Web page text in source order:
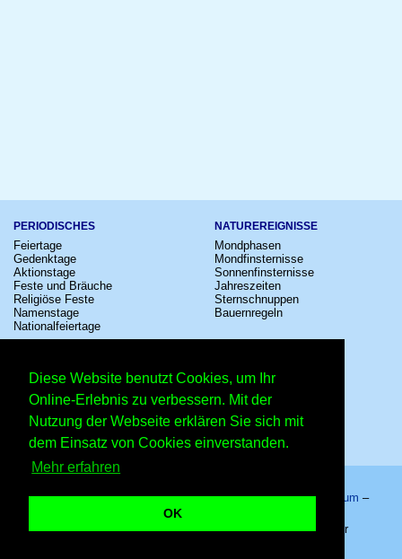
Diese Website benutzt Cookies, um Ihr
Online-Erlebnis zu verbessern. Mit der
Nutzung der Webseite erklären Sie sich mit
dem Einsatz von Cookies einverstanden.
Mehr erfahren
OK
PERIODISCHES
Feiertage
Gedenktage
Aktionstage
Feste und Bräuche
Religiöse Feste
Namenstage
Nationalfeiertage
NATUREREIGNISSE
Mondphasen
Mondfinsternisse
Sonnenfinsternisse
Jahreszeiten
Sternschnuppen
Bauernregeln
Kinostarts
Festivals
Großevents
Fußball
Comedy
Shows
Sternzeichen
Schalttage
Wahltage
Messen
Erinnerungen
Volksfeste
Startseite–Kalender–Lexikon–App–Sitemap–Impressum –
Datenschutzhinweis
25. November 2021 – Copyright © 2026 Kleiner Kalender